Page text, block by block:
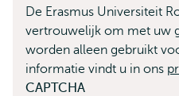
De Erasmus Universiteit
vertrouwelijk om met uw
worden alleen gebruikt
informatie vindt u in ons
CAPTCHA